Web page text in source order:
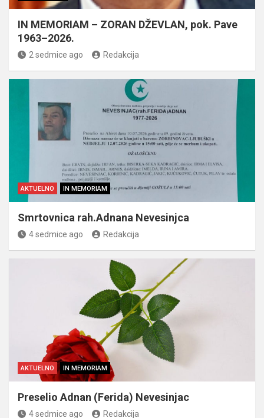
IN MEMORIAM – ZORAN DŽEVLAN, pok. Pave
1963–2026.
2 sedmice ago Redakcija
AKTUELNO IN MEMORIAM
Smrtovnica rah.Adnana Nevesinjca
4 sedmice ago Redakcija
AKTUELNO IN MEMORIAM
Preselio Adnan (Ferida) Nevesinjac
4 sedmice ago Redakcija